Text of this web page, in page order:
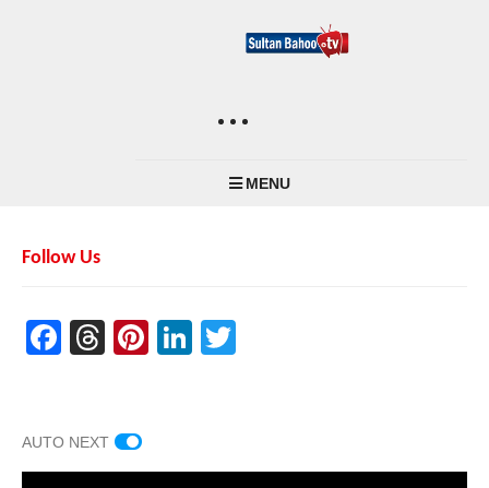
MENU
Follow Us
Facebook
Threads
Pinterest
LinkedIn
AUTO NEXT